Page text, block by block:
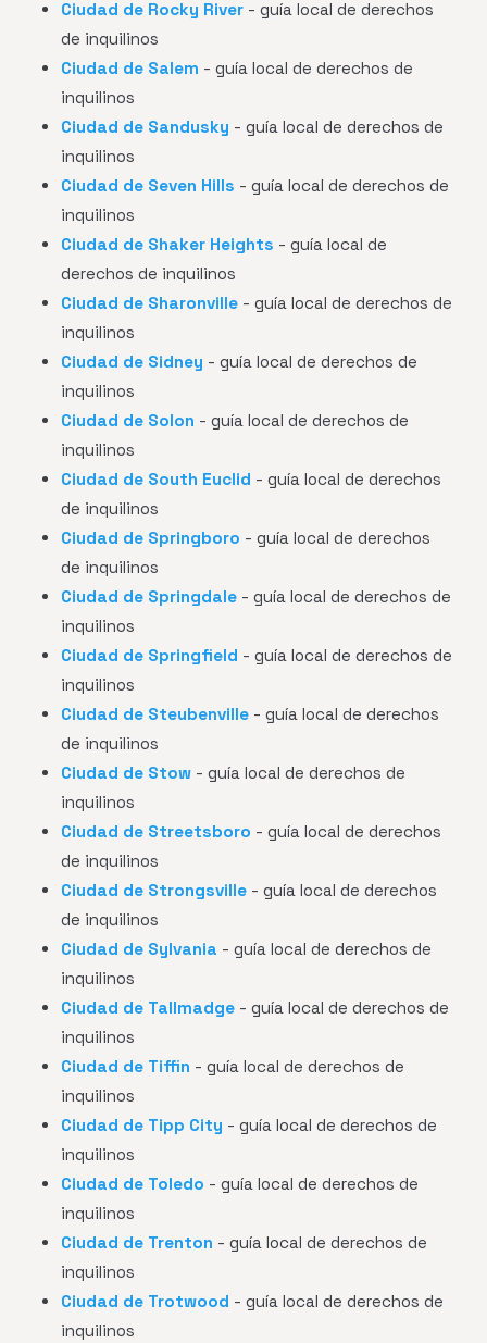
Ciudad de Rocky River - guía local de derechos
de inquilinos
Ciudad de Salem - guía local de derechos de
inquilinos
Ciudad de Sandusky - guía local de derechos de
inquilinos
Ciudad de Seven Hills - guía local de derechos de
inquilinos
Ciudad de Shaker Heights - guía local de
derechos de inquilinos
Ciudad de Sharonville - guía local de derechos de
inquilinos
Ciudad de Sidney - guía local de derechos de
inquilinos
Ciudad de Solon - guía local de derechos de
inquilinos
Ciudad de South Euclid - guía local de derechos
de inquilinos
Ciudad de Springboro - guía local de derechos
de inquilinos
Ciudad de Springdale - guía local de derechos de
inquilinos
Ciudad de Springfield - guía local de derechos de
inquilinos
Ciudad de Steubenville - guía local de derechos
de inquilinos
Ciudad de Stow - guía local de derechos de
inquilinos
Ciudad de Streetsboro - guía local de derechos
de inquilinos
Ciudad de Strongsville - guía local de derechos
de inquilinos
Ciudad de Sylvania - guía local de derechos de
inquilinos
Ciudad de Tallmadge - guía local de derechos de
inquilinos
Ciudad de Tiffin - guía local de derechos de
inquilinos
Ciudad de Tipp City - guía local de derechos de
inquilinos
Ciudad de Toledo - guía local de derechos de
inquilinos
Ciudad de Trenton - guía local de derechos de
inquilinos
Ciudad de Trotwood - guía local de derechos de
inquilinos